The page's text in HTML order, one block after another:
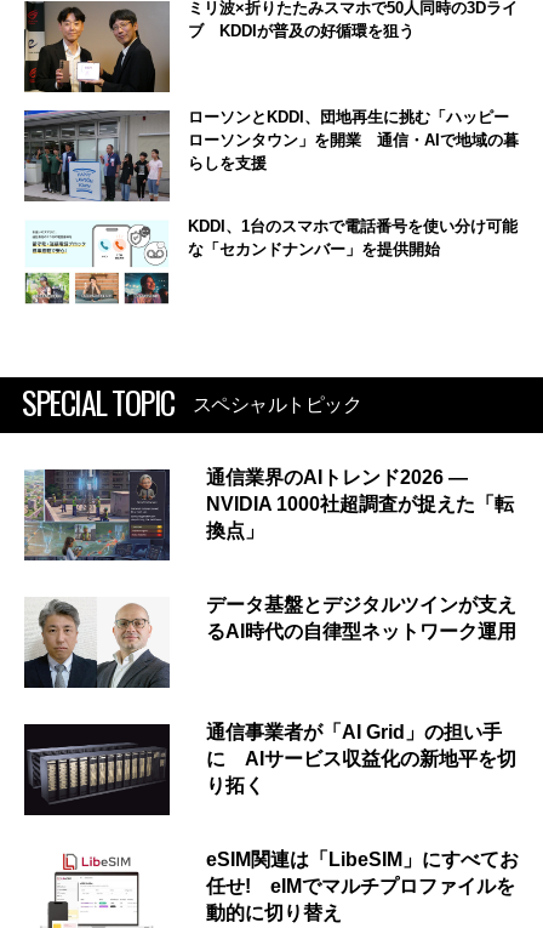
ミリ波×折りたたみスマホで50人同時の3Dライ
ブ KDDIが普及の好循環を狙う
ローソンとKDDI、団地再生に挑む「ハッピー
ローソンタウン」を開業 通信・AIで地域の暮
らしを支援
KDDI、1台のスマホで電話番号を使い分け可能
な「セカンドナンバー」を提供開始
SPECIAL TOPIC スペシャルトピック
通信業界のAIトレンド2026 ―
NVIDIA 1000社超調査が捉えた「転
換点」
データ基盤とデジタルツインが支え
るAI時代の自律型ネットワーク運用
通信事業者が「AI Grid」の担い手
に AIサービス収益化の新地平を切
り拓く
eSIM関連は「LibeSIM」にすべてお
任せ! eIMでマルチプロファイルを
動的に切り替え